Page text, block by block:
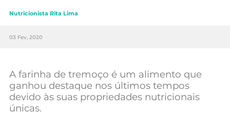
Animais de Estimação
Nutricionista Rita Lima
03 Fev, 2020
A farinha de tremoço é um alimento que
ganhou destaque nos últimos tempos
devido às suas propriedades nutricionais
únicas.